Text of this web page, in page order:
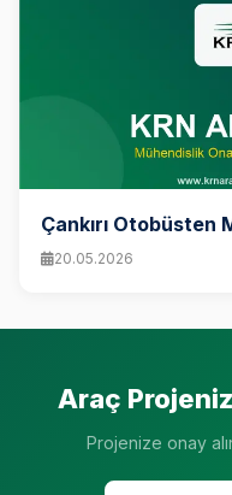
Çankırı Otobüsten
20.05.2026
Araç
Projenize onay